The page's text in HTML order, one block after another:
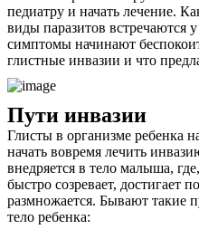
педиатру и начать лечение.
виды паразитов встречаются
симптомы начинают
глистные инвазии и что
Пути инвазии
Глисты в организме ребенка
начать вовремя лечить
внедряется в тело малыша,
быстро созревает, достигает
размножается. Бывают такие
тело ребенка: